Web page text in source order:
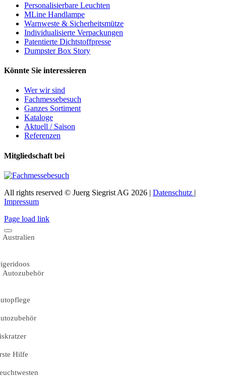
Personalisierbare Leuchten
MLine Handlampe
Warnweste & Sicherheitsmütze
Individualisierte Verpackungen
Patentierte Dichtstoffpresse
Dumpster Box Story
Könnte Sie interessieren
Wer wir sind
Fachmessebesuch
Ganzes Sortiment
Kataloge
Aktuell / Saison
Referenzen
Mitgliedschaft bei
All rights reserved © Juerg Siegrist AG 2026 | Datenschutz |
Impressum
Page load link
Australien
Autozubehör
Hilfe